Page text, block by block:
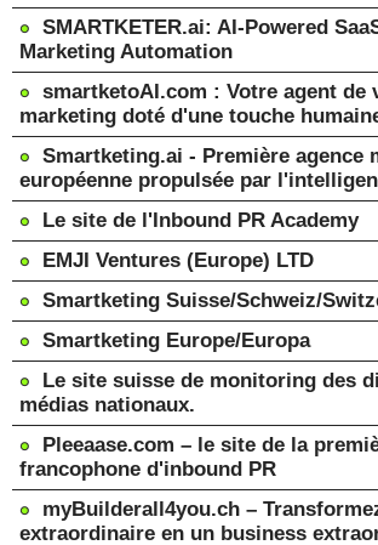
SMARTKETER.ai: AI-Powered
Marketing Automation
smartketoAI.com : Votre agent de
marketing doté d'une touche
Smartketing.ai - Première agence
européenne propulsée par
Le site de l'Inbound PR Academy
EMJI Ventures (Europe) LTD
Smartketing Suisse/Schweiz/
Smartketing Europe/Europa
Le site suisse de monitoring des
médias nationaux.
Pleeaase.com – le site de la
francophone d'inbound PR
myBuilderall4you.ch –
extraordinaire en un business